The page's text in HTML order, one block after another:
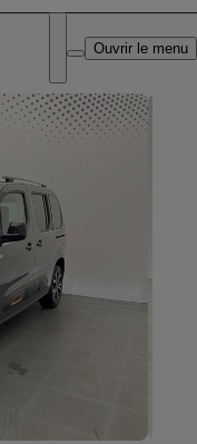
DEALER NAME
Ouvrir le menu